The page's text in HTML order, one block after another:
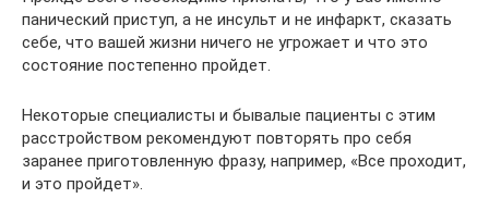
панический приступ, а не инсульт и не инфаркт, сказать
себе, что вашей жизни ничего не угрожает и что это
состояние постепенно пройдет.
Некоторые специалисты и бывалые пациенты с этим
расстройством рекомендуют повторять про себя
заранее приготовленную фразу, например, «Все проходит,
и это пройдет».